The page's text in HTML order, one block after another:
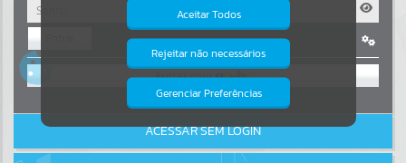
Por favor, aguarde...
Por favor, aguarde...
OU
Cadastre-se|Recuperar Senha
ACESSAR SEM LOGIN
Aceitar Todos
Rejeitar não necessários
Gerenciar Preferências
Isto significa que diversos recursos
providenciados poderão não estar